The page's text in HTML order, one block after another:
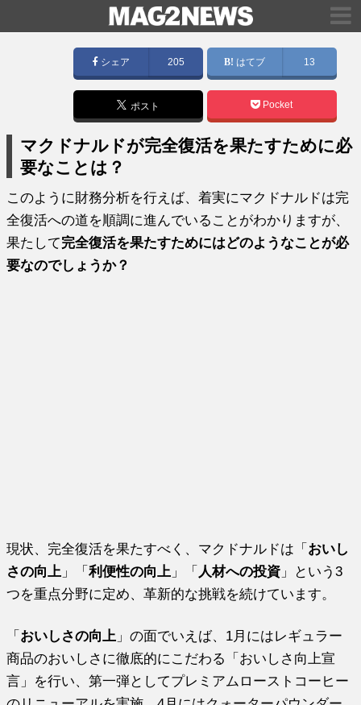
シェア 205 はてブ 13
ポスト Pocket
マクドナルドが完全復活を果たすために必
要なことは？
このように財務分析を行えば、着実にマクドナルドは完
全復活への道を順調に進んでいることがわかりますが、
果たして完全復活を果たすためにはどのようなことが必
要なのでしょうか？
現状、完全復活を果たすべく、マクドナルドは「 おいし
さの向上 」「利便性の向上 」「 人材への投資 」という3
つを重点分野に定め、革新的な挑戦を続けています。
「 おいしさの向上 」の面でいえば、1月にはレギュラー
商品のおいしさに徹底的にこだわる「おいしさ向上宣
言」を行い、第一弾としてプレミアムローストコーヒー